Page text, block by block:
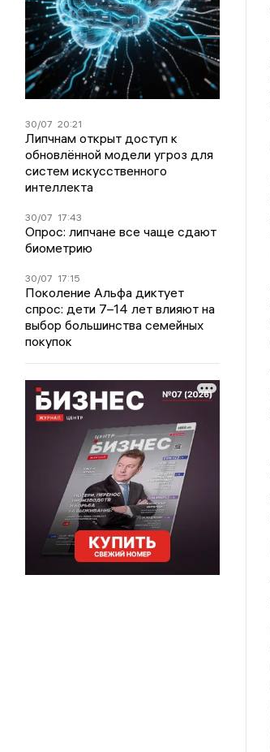
30/07 20:21
Липчнам открыт доступ к
обновлённой модели угроз для
систем искусственного
интеллекта
30/07 17:43
Опрос: липчане все чаще сдают
биометрию
30/07 17:15
Поколение Альфа диктует
спрос: дети 7–14 лет влияют на
выбор большинства семейных
покупок